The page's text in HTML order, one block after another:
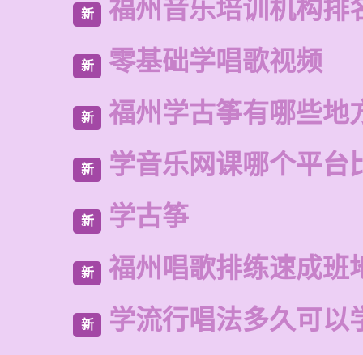
新 福州音乐培训机构排
新 零基础学唱歌视频
新 福州学古筝有哪些地
新 学音乐网课哪个平台
新 学古筝
新 福州唱歌排练速成班
新 学流行唱法多久可以